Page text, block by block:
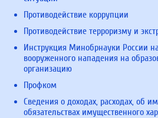
Противодействие коррупции
Противодействие терроризму и
Инструкция Минобрнауки России
вооруженного нападения на
организацию
Профком
Сведения о доходах, расходах, об
обязательствах имущественного